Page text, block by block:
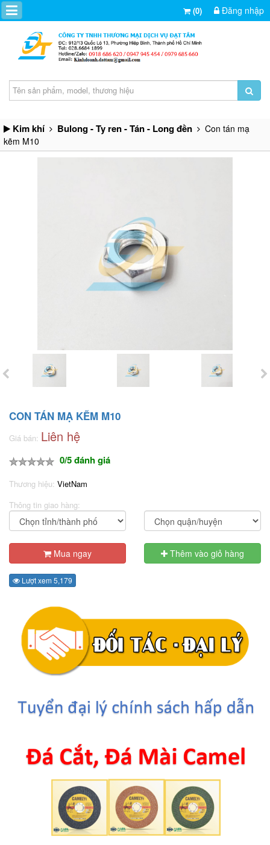
(0) Đăng nhập
Kim khí Bulong - Ty ren - Tán - Long đền
Con tán mạ
kẽm M10
CON TÁN MẠ KẼM M10
Giá bán: Liên hệ
0/5 đánh giá
Thương hiệu: VietNam
Thông tin giao hàng:
Mua ngay Thêm vào giỏ hàng
Lượt xem 5,179